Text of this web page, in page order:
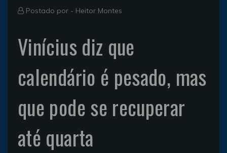
Postado por - Heitor Montes
Vinícius diz que
calendário é pesado, mas
que pode se recuperar
até quarta